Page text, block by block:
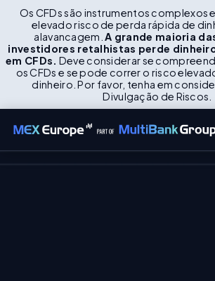
Os CFDs são instrumentos complexos
elevado risco de perda rápida de
alavancagem. A grande maioria
investidores retalhistas perde
em CFDs. Deve considerar se
os CFDs e se pode correr o risco
dinheiro. Por favor, tenha em
Divulgação de Riscos.